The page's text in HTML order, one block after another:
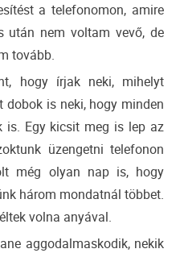
a telefonomon, amire
után nem voltam vevő, de
tovább.
hogy írjak neki, mihelyt
dobok is neki, hogy minden
is. Egy kicsit meg is lep az
üzengetni telefonon
még olyan nap is, hogy
három mondatnál többet.
volna anyával.
aggodalmaskodik, nekik